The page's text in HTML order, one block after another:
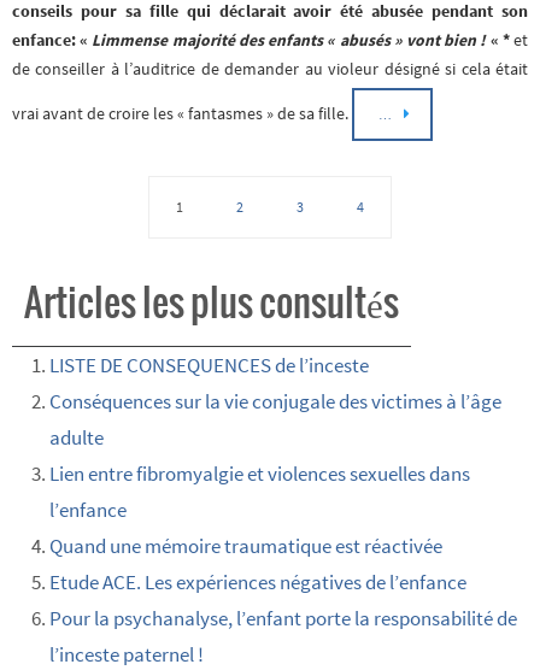
conseils pour sa fille qui déclarait avoir été abusée pendant son
enfance: « Limmense majorité des enfants « abusés » vont bien !« *et
de conseiller à l’auditrice de demander au violeur désigné si cela était
vrai avant de croire les « fantasmes » de sa fille. …
1 2 3 4
Articles les plus consultés
LISTE DE CONSEQUENCES de l’inceste
Conséquences sur la vie conjugale des victimes à l’âge
adulte
Lien entre fibromyalgie et violences sexuelles dans
l’enfance
Quand une mémoire traumatique est réactivée
Etude ACE. Les expériences négatives de l’enfance
Pour la psychanalyse, l’enfant porte la responsabilité de
l’inceste paternel !